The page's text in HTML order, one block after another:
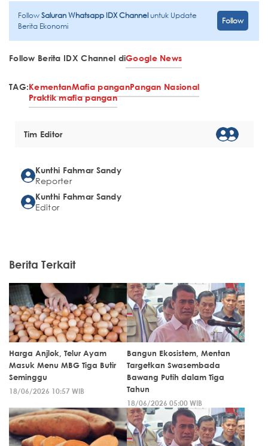
FollowSaluran Whatsapp IDX Channeluntuk Update
Berita Ekonomi
Follow
Follow Berita IDX Channel diGoogle News
TAG:KementanMafia panganPangan Nasional
Praktik mafia pangan
Tim Editor
Kunthi Fahmar Sandy
Reporter
Kunthi Fahmar Sandy
Editor
Berita Terkait
Harga Anjlok, Telur Ayam
Masuk Menu MBG Tiga Butir
Seminggu
18/06/2026 10:57 WIB
Bangun Ekosistem, Mentan
Targetkan Swasembada
Bawang Putih dalam Tiga
Tahun
18/06/2026 05:00 WIB